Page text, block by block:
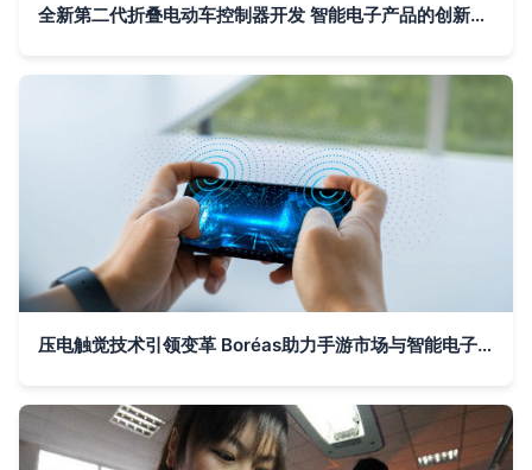
全新第二代折叠电动车控制器开发 智能电子产品的创新之路
压电触觉技术引领变革 Boréas助力手游市场与智能电子产品的非凡增长